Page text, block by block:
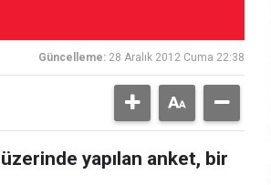
Güncelleme: 28 Aralık 2012 Cuma 22:38
yapılan anket, bir